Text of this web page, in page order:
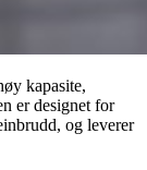
kapasite,
er designet for
og leverer